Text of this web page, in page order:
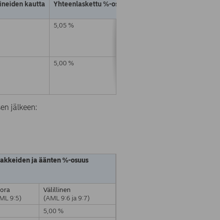
kautta
Yhteenlaskettu %-osuus (A + B)
5,05 %
5,00 %
jälkeen:
ja äänten %-osuus
9:5)
Välillinen
(AML 9:6 ja 9:7)
5,00 %